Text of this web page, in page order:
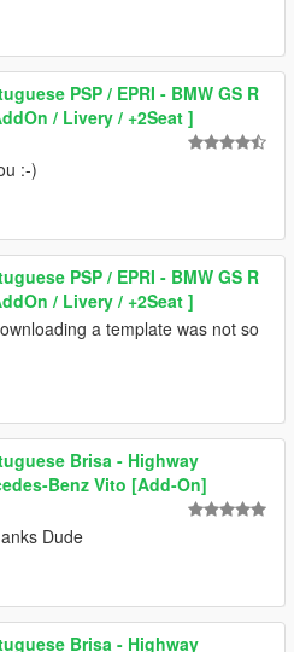
PSP / EPRI - BMW GS R
/ Livery / +2Seat ]
:-)
PSP / EPRI - BMW GS R
/ Livery / +2Seat ]
a template was not so
Brisa - Highway
Benz Vito [Add-On]
Dude
Brisa - Highway